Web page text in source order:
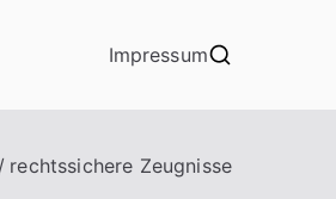
Impressum
rechtssichere Zeugnisse